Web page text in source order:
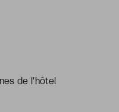
de l'hôtel